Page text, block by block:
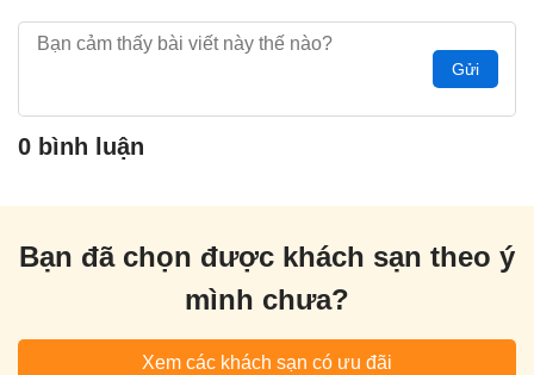
Gửi
0 bình luận
Bạn đã chọn được khách sạn theo ý
mình chưa?
Xem các khách sạn có ưu đãi